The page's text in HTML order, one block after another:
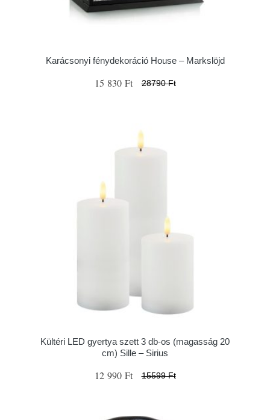
Karácsonyi fénydekoráció House – Markslöjd
15 830 Ft 28790 Ft
Kültéri LED gyertya szett 3 db-os (magasság 20
cm) Sille – Sirius
12 990 Ft 15599 Ft